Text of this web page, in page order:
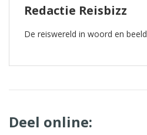
Redactie Reisbizz
De reiswereld in woord en beeld
Deel online: